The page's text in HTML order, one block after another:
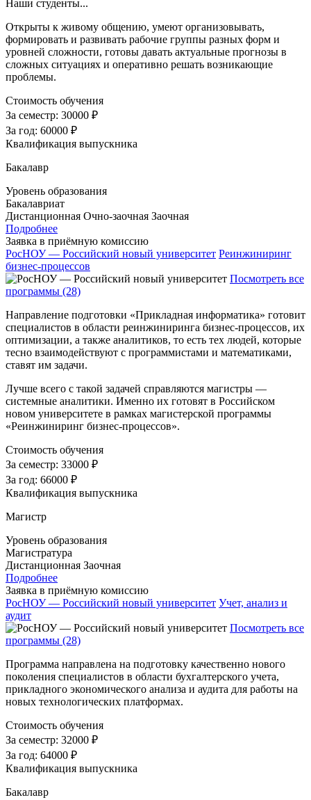
Наши студенты...
Открыты к живому общению, умеют организовывать,
формировать и развивать рабочие группы разных форм и
уровней сложности, готовы давать актуальные прогнозы в
сложных ситуациях и оперативно решать возникающие
проблемы.
Стоимость обучения
За семестр: 30000 ₽
За год: 60000 ₽
Квалификация выпускника
Бакалавр
Уровень образования
Бакалавриат
Дистанционная Очно-заочная Заочная
Подробнее
Заявка в приёмную комиссию
РосНОУ — Российский новый университет Реинжиниринг
бизнес-процессов
Посмотреть все
программы (28)
Направление подготовки «Прикладная информатика» готовит
специалистов в области реинжиниринга бизнес-процессов, их
оптимизации, а также аналитиков, то есть тех людей, которые
тесно взаимодействуют с программистами и математиками,
ставят им задачи.
Лучше всего с такой задачей справляются магистры —
системные аналитики. Именно их готовят в Российском
новом университете в рамках магистерской программы
«Реинжиниринг бизнес-процессов».
Стоимость обучения
За семестр: 33000 ₽
За год: 66000 ₽
Квалификация выпускника
Магистр
Уровень образования
Магистратура
Дистанционная Заочная
Подробнее
Заявка в приёмную комиссию
РосНОУ — Российский новый университет Учет, анализ и
аудит
Посмотреть все
программы (28)
Программа направлена на подготовку качественно нового
поколения специалистов в области бухгалтерского учета,
прикладного экономического анализа и аудита для работы на
новых технологических платформах.
Стоимость обучения
За семестр: 32000 ₽
За год: 64000 ₽
Квалификация выпускника
Бакалавр